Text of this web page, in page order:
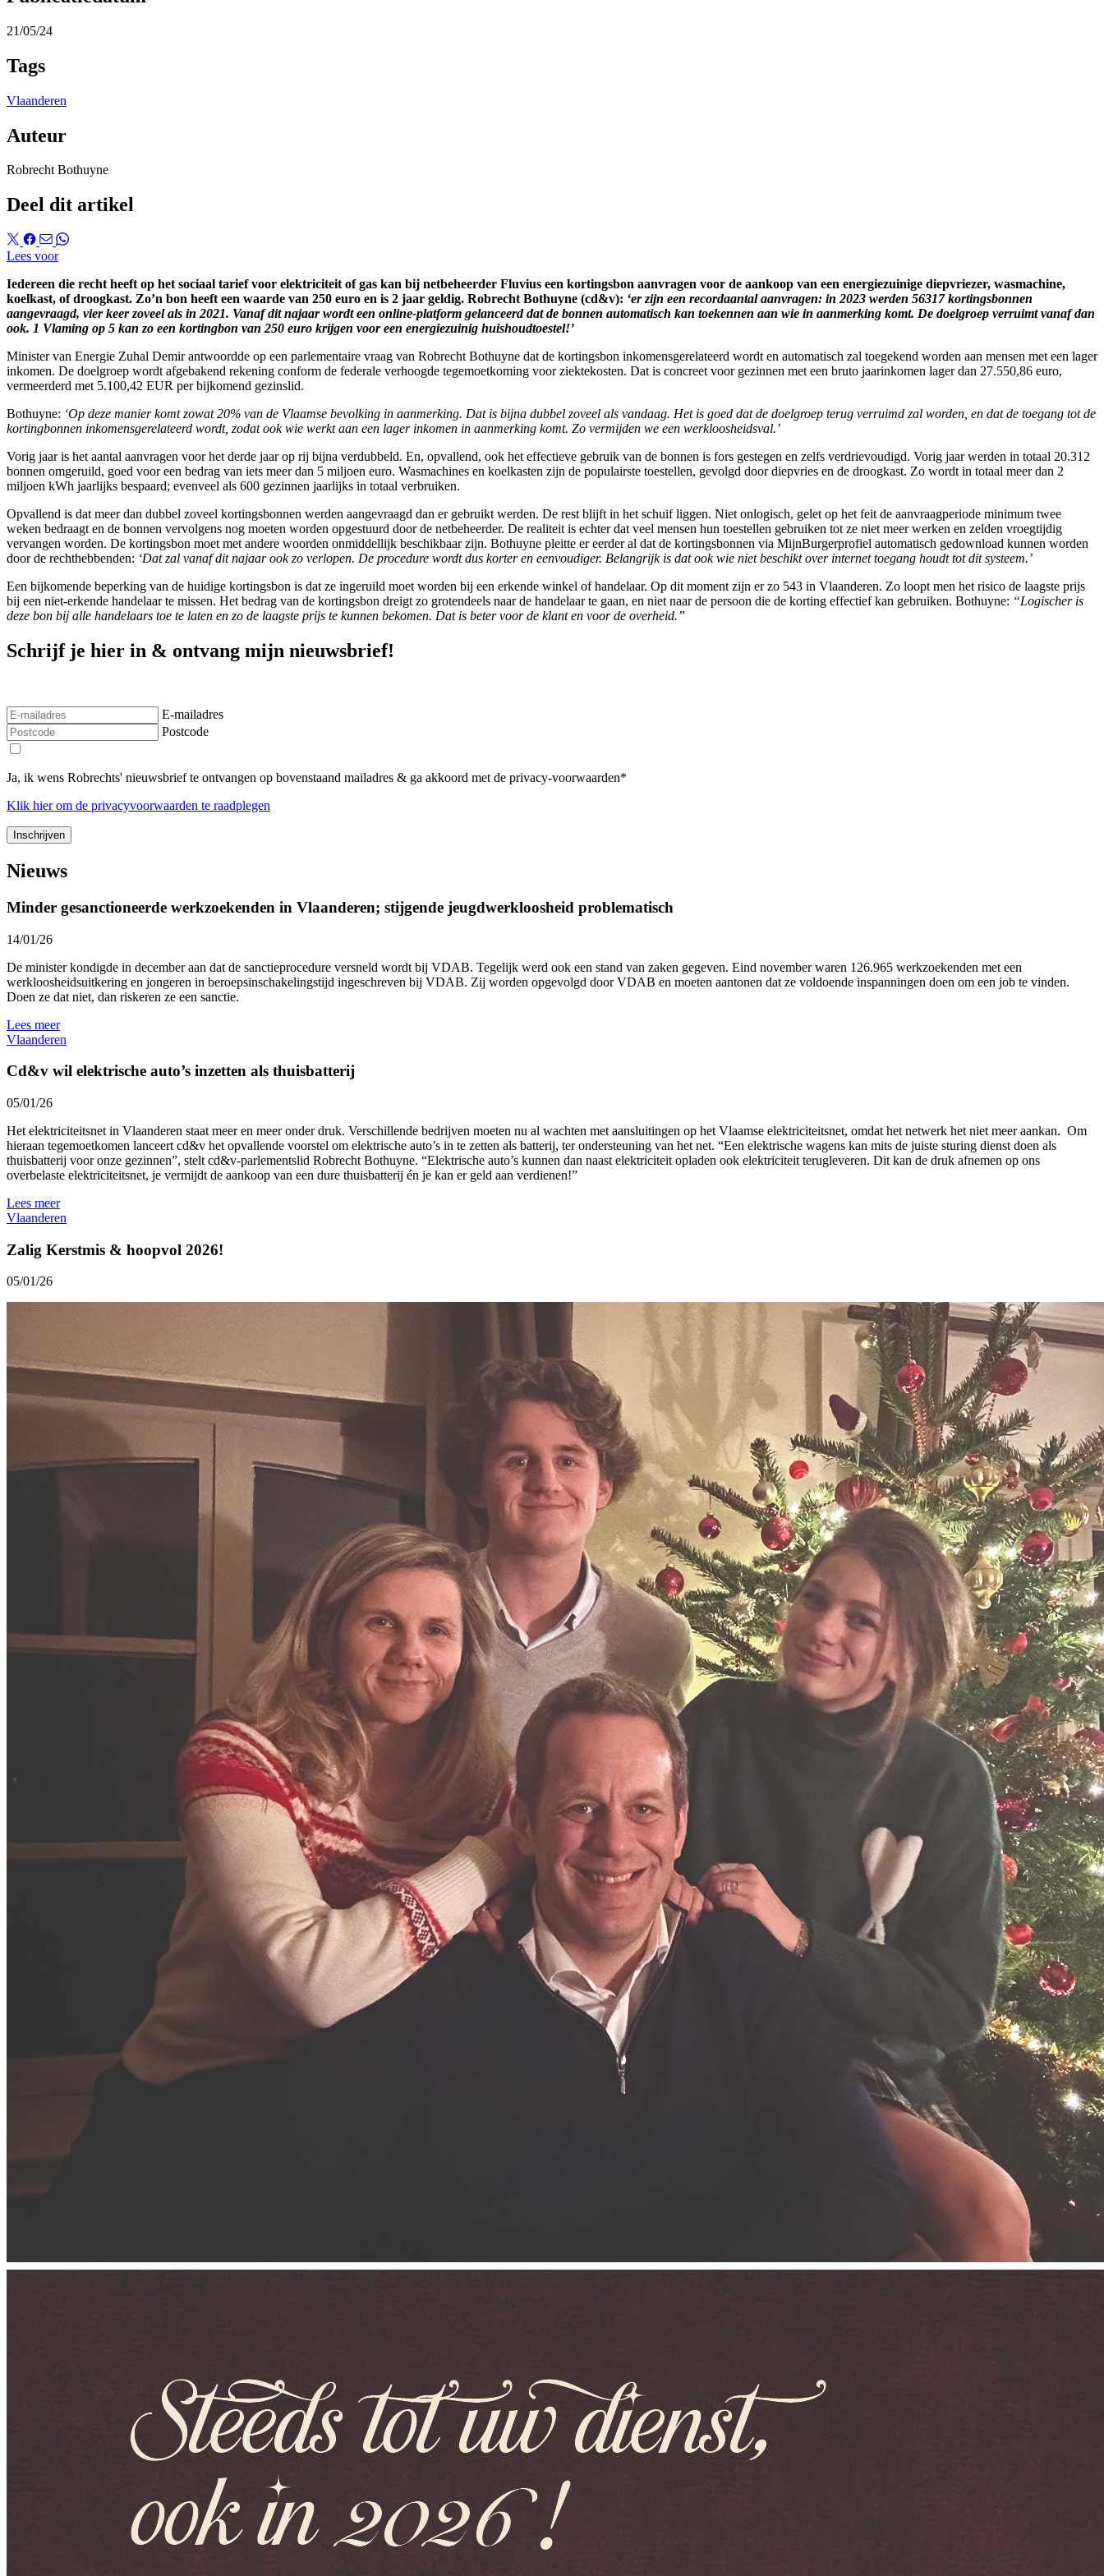
21/05/24
Tags
Vlaanderen
Auteur
Robrecht Bothuyne
Deel dit artikel
Lees voor
Iedereen die recht heeft op het sociaal tarief voor elektriciteit of gas kan bij netbeheerder Fluvius een kortingsbon aanvragen voor de aankoop van een energiezuinige diepvriezer, wasmachine,
koelkast, of droogkast. Zo’n bon heeft een waarde van 250 euro en is 2 jaar geldig. Robrecht Bothuyne (cd&v): ‘er zijn een recordaantal aanvragen: in 2023 werden 56317 kortingsbonnen
aangevraagd, vier keer zoveel als in 2021. Vanaf dit najaar wordt een online-platform gelanceerd dat de bonnen automatisch kan toekennen aan wie in aanmerking komt. De doelgroep verruimt vanaf dan
ook. 1 Vlaming op 5 kan zo een kortingbon van 250 euro krijgen voor een energiezuinig huishoudtoestel!’
Minister van Energie Zuhal Demir antwoordde op een parlementaire vraag van Robrecht Bothuyne dat de kortingsbon inkomensgerelateerd wordt en automatisch zal toegekend worden aan mensen met een lager
inkomen. De doelgroep wordt afgebakend rekening conform de federale verhoogde tegemoetkoming voor ziektekosten. Dat is concreet voor gezinnen met een bruto jaarinkomen lager dan 27.550,86​ euro,
vermeerderd met 5.100,42 EUR per bijkomend gezinslid.
Bothuyne: ‘Op deze manier komt zowat 20% van de Vlaamse bevolking in aanmerking. Dat is bijna dubbel zoveel als vandaag. Het is goed dat de doelgroep terug verruimd zal worden, en dat de toegang tot de
kortingbonnen inkomensgerelateerd wordt, zodat ook wie werkt aan een lager inkomen in aanmerking komt. Zo vermijden we een werkloosheidsval.’
Vorig jaar is het aantal aanvragen voor het derde jaar op rij bijna verdubbeld. En, opvallend, ook het effectieve gebruik van de bonnen is fors gestegen en zelfs verdrievoudigd. Vorig jaar werden in totaal 20.312
bonnen omgeruild, goed voor een bedrag van iets meer dan 5 miljoen euro. Wasmachines en koelkasten zijn de populairste toestellen, gevolgd door diepvries en de droogkast. Zo wordt in totaal meer dan 2
miljoen kWh jaarlijks bespaard; evenveel als 600 gezinnen jaarlijks in totaal verbruiken.
Opvallend is dat meer dan dubbel zoveel kortingsbonnen werden aangevraagd dan er gebruikt werden. De rest blijft in het schuif liggen. Niet onlogisch, gelet op het feit de aanvraagperiode minimum twee
weken bedraagt en de bonnen vervolgens nog moeten worden opgestuurd door de netbeheerder. De realiteit is echter dat veel mensen hun toestellen gebruiken tot ze niet meer werken en zelden vroegtijdig
vervangen worden. De kortingsbon moet met andere woorden onmiddellijk beschikbaar zijn. Bothuyne pleitte er eerder al dat de kortingsbonnen via MijnBurgerprofiel automatisch gedownload kunnen worden
door de rechthebbenden: ‘Dat zal vanaf dit najaar ook zo verlopen. De procedure wordt dus korter en eenvoudiger. Belangrijk is dat ook wie niet beschikt over internet toegang houdt tot dit systeem.’
Een bijkomende beperking van de huidige kortingsbon is dat ze ingeruild moet worden bij een erkende winkel of handelaar. Op dit moment zijn er zo 543 in Vlaanderen. Zo loopt men het risico de laagste prijs
bij een niet-erkende handelaar te missen. Het bedrag van de kortingsbon dreigt zo grotendeels naar de handelaar te gaan, en niet naar de persoon die de korting effectief kan gebruiken. Bothuyne: “Logischer is
deze bon bij alle handelaars toe te laten en zo de laagste prijs te kunnen bekomen. Dat is beter voor de klant en voor de overheid.”
Schrijf je hier in & ontvang mijn nieuwsbrief!
E-mailadres
Postcode
Ja, ik wens Robrechts' nieuwsbrief te ontvangen op bovenstaand mailadres & ga akkoord met de privacy-voorwaarden*
Klik hierom de privacyvoorwaarden te raadplegen
Nieuws
Minder gesanctioneerde werkzoekenden in Vlaanderen; stijgende jeugdwerkloosheid problematisch
14/01/26
De minister kondigde in december aan dat de sanctieprocedure versneld wordt bij VDAB. Tegelijk werd ook een stand van zaken gegeven. Eind november waren 126.965 werkzoekenden met een
werkloosheidsuitkering en jongeren in beroepsinschakelingstijd ingeschreven bij VDAB. Zij worden opgevolgd door VDAB en moeten aantonen dat ze voldoende inspanningen doen om een job te vinden.
Doen ze dat niet, dan riskeren ze een sanctie.
Lees meer
Vlaanderen
Cd&v wil elektrische auto’s inzetten als thuisbatterij
05/01/26
Het elektriciteitsnet in Vlaanderen staat meer en meer onder druk. Verschillende bedrijven moeten nu al wachten met aansluitingen op het Vlaamse elektriciteitsnet, omdat het netwerk het niet meer aankan. Om
hieraan tegemoetkomen lanceert cd&v het opvallende voorstel om elektrische auto’s in te zetten als batterij, ter ondersteuning van het net. “Een elektrische wagens kan mits de juiste sturing dienst doen als
thuisbatterij voor onze gezinnen”, stelt cd&v-parlementslid Robrecht Bothuyne. “Elektrische auto’s kunnen dan naast elektriciteit opladen ook elektriciteit terugleveren. Dit kan de druk afnemen op ons
overbelaste elektriciteitsnet, je vermijdt de aankoop van een dure thuisbatterij én je kan er geld aan verdienen!”
Lees meer
Vlaanderen
Zalig Kerstmis & hoopvol 2026!
05/01/26